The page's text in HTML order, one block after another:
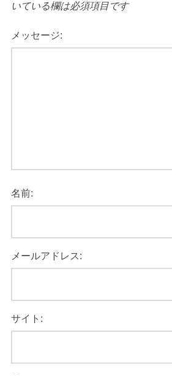
いている欄は必須項目です
メッセージ:
名前:
メールアドレス:
サイト: